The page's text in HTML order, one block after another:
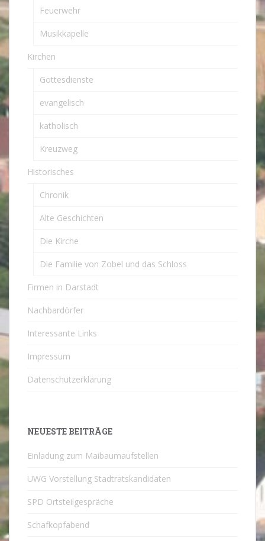
Feuerwehr
Musikkapelle
Kirchen
Gottesdienste
evangelisch
katholisch
Kreuzweg
Historisches
Chronik
Alte Geschichten
Die Kirche
Die Familie von Zobel und das Schloss
Firmen in Darstadt
Nachbardörfer
Interessante Links
Impressum
Datenschutzerklärung
NEUESTE BEITRÄGE
Einladung zum Maibaumaufstellen
UWG Vorstellung Stadtratskandidaten
SPD Ortsteilgespräche
Schafkopfabend